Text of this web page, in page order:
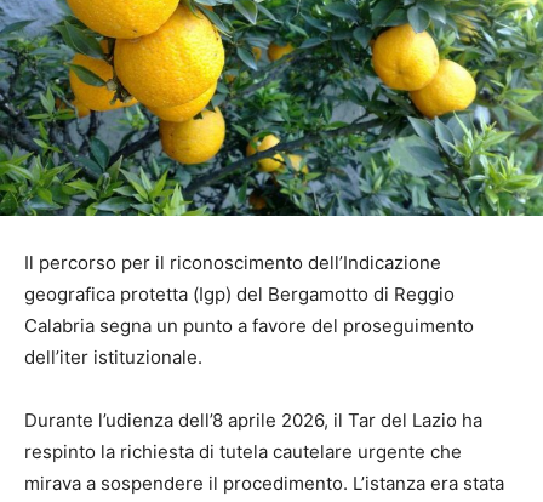
Il percorso per il riconoscimento dell’Indicazione
geografica protetta (Igp) del Bergamotto di Reggio
Calabria segna un punto a favore del proseguimento
dell’iter istituzionale.
Durante l’udienza dell’8 aprile 2026, il Tar del Lazio ha
respinto la richiesta di tutela cautelare urgente che
mirava a sospendere il procedimento. L’istanza era stata